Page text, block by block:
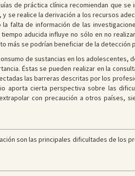
de práctica clínica recomiendan que
se realice la derivación a los recursos
falta de información de las
tiempo aducida influye no sólo en no
más se podrían beneficiar de la detección
de sustancias en los adolescentes,
Éstas se pueden realizar en la
las barreras descritas por los
aporta cierta perspectiva sobre las
con precaución a otros países,
son las principales dificultades de los